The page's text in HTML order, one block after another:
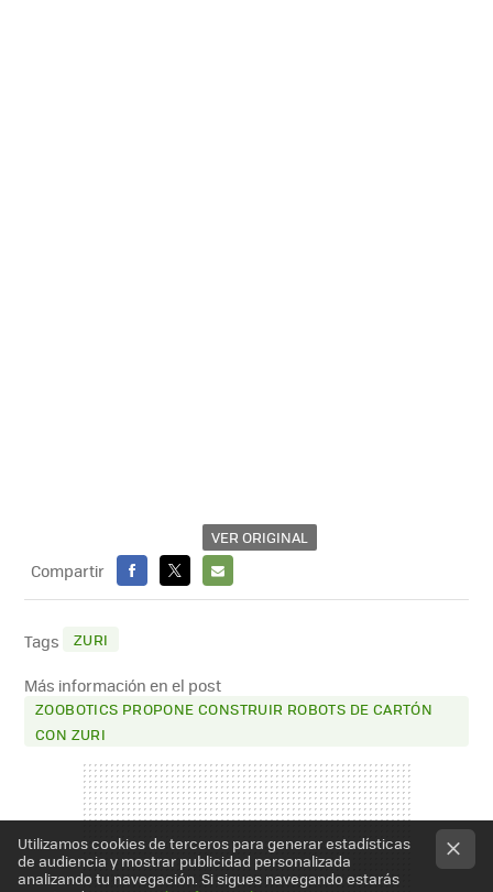
VER ORIGINAL
Compartir
FACEBOOK
X
E-
Tags ZURI
Más información en el post
ZOOBOTICS PROPONE CONSTRUIR ROBOTS DE CARTÓN
CON ZURI
Utilizamos cookies de terceros para generar estadísticas
de audiencia y mostrar publicidad personalizada
analizando tu navegación. Si sigues navegando estarás